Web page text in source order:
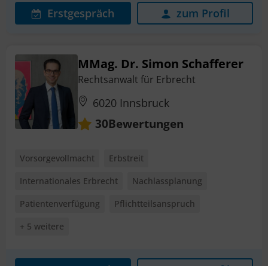
Erstgespräch zum Profil
MMag. Dr. Simon Schafferer
Rechtsanwalt für Erbrecht
6020 Innsbruck
30Bewertungen
Vorsorgevollmacht
Erbstreit
Internationales Erbrecht
Nachlassplanung
Patientenverfügung
Pflichtteilsanspruch
+ 5 weitere